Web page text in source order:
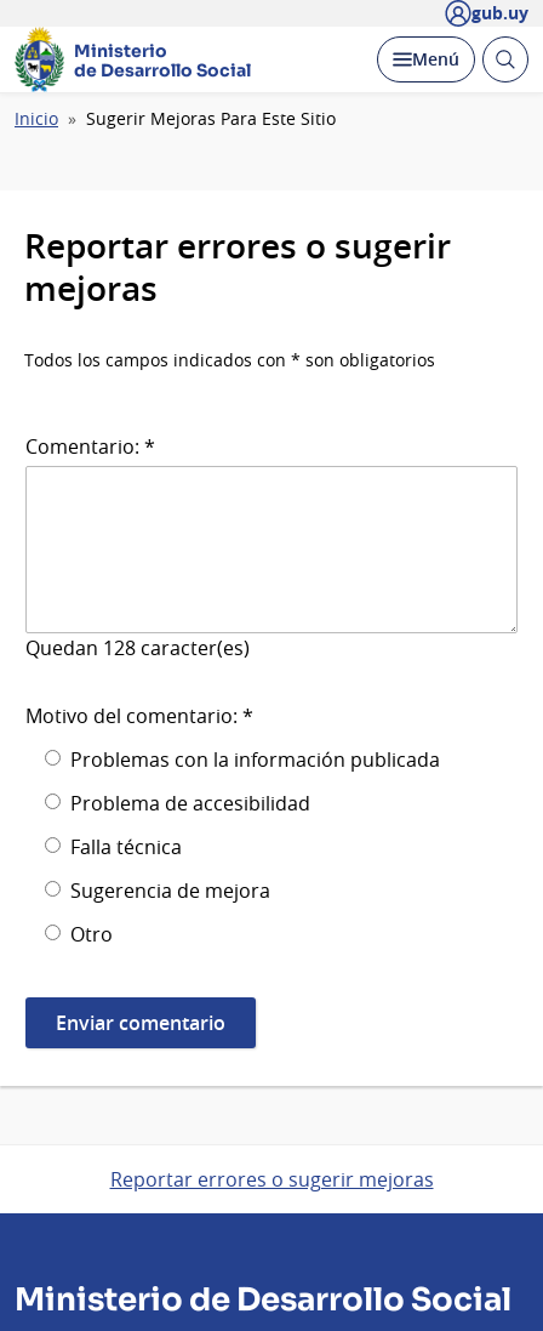
gub.uy
Ministerio
de Desarrollo Social
Desplegar
Menú Abrir
Ruta
Inicio Sugerir Mejoras Para Este Sitio
Reportar errores o sugerir
mejoras
Todos los campos indicados con * son obligatorios
Comentario: *
Quedan 128 caracter(es)
Motivo del comentario: *
Problemas con la información publicada
Problema de accesibilidad
Falla técnica
Sugerencia de mejora
Otro
Reportar errores o sugerir mejoras
Ministerio de Desarrollo Social